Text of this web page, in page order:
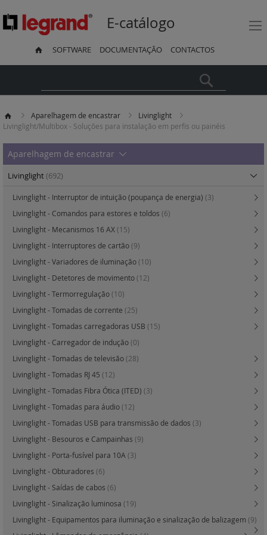
E-catálogo
SOFTWARE DOCUMENTAÇÃO CONTACTOS
Aparelhagem de encastrar
Livinglight
Livinglight/Multibox - Soluções para instalação em perfis ou painéis
Aparelhagem de encastrar
Livinglight(692)
Livinglight - Interruptor de intuição (poupança de energia) (3)
Livinglight - Comandos para estores e toldos (6)
Livinglight - Mecanismos 16 AX(15)
Livinglight - Interruptores de cartão(9)
Livinglight - Variadores de iluminação(10)
Livinglight - Detetores de movimento(12)
Livinglight - Termorregulação(10)
Livinglight - Tomadas de corrente (25)
Livinglight - Tomadas carregadoras USB (15)
Livinglight - Carregador de indução(0)
Livinglight - Tomadas de televisão(28)
Livinglight - Tomadas RJ 45 (12)
Livinglight - Tomadas Fibra Ótica (ITED) (3)
Livinglight - Tomadas para áudio(12)
Livinglight - Tomadas USB para transmissão de dados (3)
Livinglight - Besouros e Campainhas (9)
Livinglight - Porta-fusível para 10A (3)
Livinglight - Obturadores (6)
Livinglight - Saídas de cabos (6)
Livinglight - Sinalização luminosa (19)
Livinglight - Equipamentos para iluminação e sinalização de balizagem (9)